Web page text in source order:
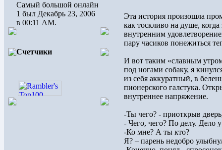
Самый большой онлайн
1 был Декабрь 23, 2006
в 00:11 AM.
Счетчики
Эта история произошла
как тоскливо на душе,
внутренним
пару часиков понежиться
И вот таким «славным
под ногами собаку, я
из себя аккуратный, в
пионерского галстука.
внутреннее напряжение.
-Ты чего? - приоткрыв
- Чего, чего? По делу. Дело
-Ко мне? А ты кто?
Я? – парень недобро